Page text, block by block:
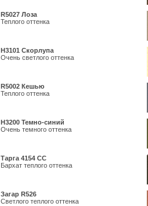
R5027 Лоза
Теплого оттенка
Н3101 Скорлупа
Очень светлого оттенка
R5002 Кешью
Теплого оттенка
Н3200 Темно-синий
Очень темного оттенка
Тарга 4154 СС
Бархат теплого оттенка
Загар R526
Светлого теплого оттенка